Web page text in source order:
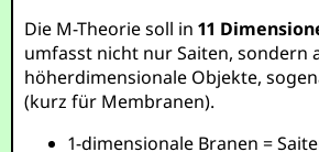
Die M-Theorie soll in11
umfasst nicht nur Saiten, sondern
höherdimensionale Objekte,
(kurz für Membranen).
1-dimensionale Branen =